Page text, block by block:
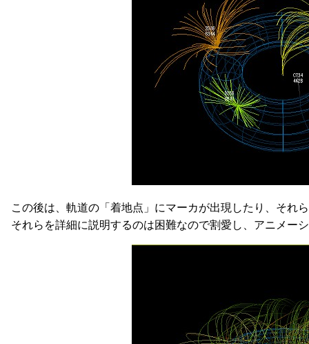
この後は、軌道の「着地点」にマーカが出現したり、それ
それらを詳細に説明するのは困難なので割愛し、アニメー